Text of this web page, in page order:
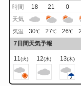
時間
18 21 0
天気
気温 30℃ 27℃ 26℃
7日間天気予報
11(火) 12(水) 13(木)